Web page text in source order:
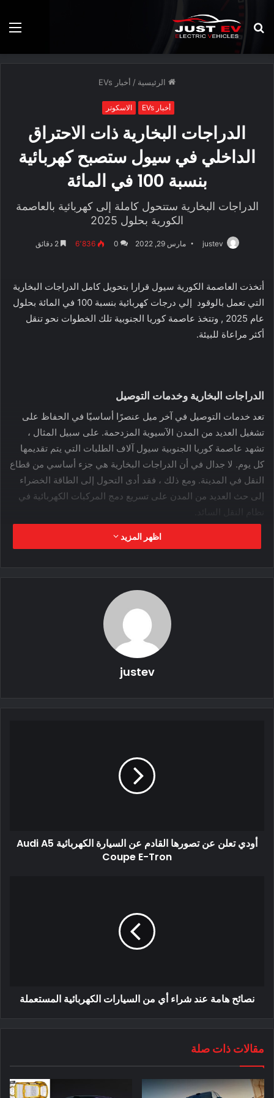
بحث
عن
الرئيسية / أخبار EVs
أخبار EVs الاسكوتر
الدراجات البخارية ذات الاحتراق
الداخلي في سيول ستصبح كهربائية
بنسبة 100 في المائة
الدراجات البخارية ستتحول كاملة إلى كهربائية بالعاصمة
الكورية بحلول 2025
justev مارس 29, 2022 0 6٬836 2 دقائق
أتخذت العاصمة الكورية سيول قرارا بتحويل كامل الدراجات البخارية
التي تعمل بالوقود إلي درجات كهربائية بنسبة 100 في المائة بحلول
عام 2025 , وتتخذ عاصمة كوريا الجنوبية تلك الخطوات نحو تنقل
أكثر مراعاة للبيئة.
الدراجات البخارية وخدمات التوصيل
تعد خدمات التوصيل في آخر ميل عنصرًا أساسيًا في الحفاظ على
تشغيل العديد من المدن الآسيوية المزدحمة. على سبيل المثال ،
تشهد عاصمة كوريا الجنوبية سيول آلاف الطلبات التي يتم تقديمها
كل يوم. لا جدال في أن الدراجات البخارية هي جزء أساسي من قطاع
النقل في المدينة. ومع ذلك ، فقد أدى التحول إلى الطاقة الخضراء
إلى حث العديد من المدن على تسريع دمج المركبات الكهربائية في
نظام النقل السائد.
وقد كثفت حكومة العاصمة مؤخرًا جهودها لتحويل أسطول التوصيل
بخارية لهذا العام يعادل 60 في المائة من جميع الدراجات البخارية
الدراجات البخارية التي تعمل بالغاز بأخرى كهربائية. بالنسبة
في المناطق السكنية. بالإضافة إلى ذلك ، نظرًا للمسافات الهائلة
التي تقطعها هذه الدراجات البخارية في أي يوم معين ، فإنها تولد
غازات دفيئة أكثر بكثير من الدراجات النارية القياسية للاستخدام
اظهر المزيد
justev
أودي تعلن عن تصورها القادم عن السيارة الكهربائية Audi A5
Coupe E-Tron
نصائح هامة عند شراء أي من السيارات الكهربائية المستعملة
مقالات ذات صلة